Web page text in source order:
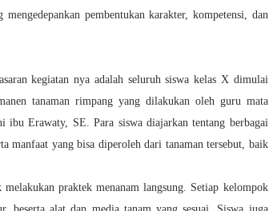
pembentukan karakter, kompetensi, dan
kegiatan nya adalah seluruh siswa kelas X dimulai
tanaman rimpang yang dilakukan oleh guru mata
Erawaty, SE. Para siswa diajarkan tentang berbagai
manfaat yang bisa diperoleh dari tanaman tersebut, baik
praktek menanam langsung. Setiap kelompok